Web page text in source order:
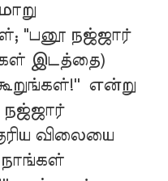
"பனூ நஜ்ஜார்
இடத்தை)
என்று
நஜ்ஜார்
விலையை